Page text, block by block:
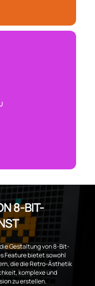
8-BIT-
Gestaltung von 8-Bit-
Feature bietet sowohl
die die Retro-Ästhetik
komplexe und
zu erstellen.